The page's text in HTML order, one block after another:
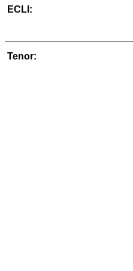
ECLI:
Tenor: